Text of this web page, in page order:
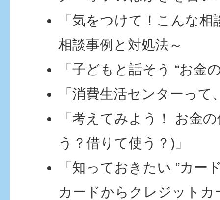
「気をつけて！こんな
相談事例と対処法～
「子どもと話そう “お金
「消費生活センターっ
「考えてみよう！ お金
う？借りて使う？)」
「知っておきたい ”カー
カードからクレジットカ